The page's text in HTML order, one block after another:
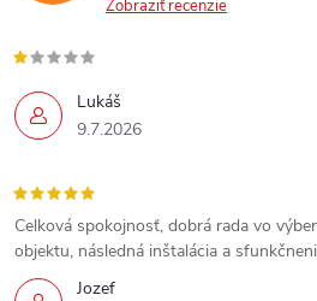
Zobraziť recenzie
Lukáš
9.7.2026
Jozef
Celková spokojnosť, dobrá rada vo
objektu, následná inštalácia a